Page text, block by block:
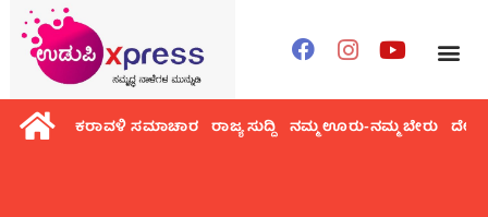
ಕರಾವಳಿ ಸಮಾಚಾರ ರಾಜ್ಯ ಸುದ್ದಿ ನಮ್ಮ ಊರು-ನಮ್ಮ ಬೇರು ದೇಶ